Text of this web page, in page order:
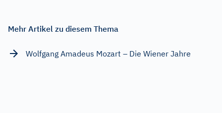
Mehr Artikel zu diesem Thema
Wolfgang Amadeus Mozart – Die Wiener Jahre